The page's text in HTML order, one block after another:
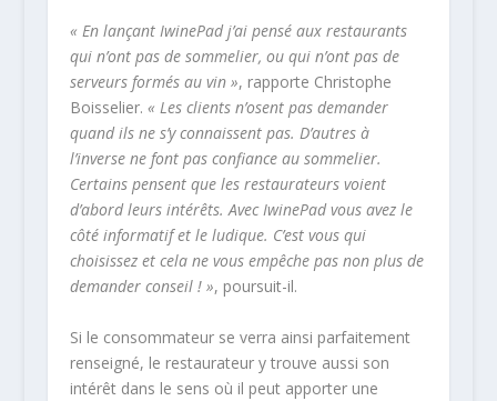
« En lançant IwinePad j’ai pensé aux restaurants
qui n’ont pas de sommelier, ou qui n’ont pas de
serveurs formés au vin », rapporte Christophe
Boisselier. « Les clients n’osent pas demander
quand ils ne s’y connaissent pas. D’autres à
l’inverse ne font pas confiance au sommelier.
Certains pensent que les restaurateurs voient
d’abord leurs intérêts. Avec IwinePad vous avez le
côté informatif et le ludique. C’est vous qui
choisissez et cela ne vous empêche pas non plus de
demander conseil ! », poursuit-il.
Si le consommateur se verra ainsi parfaitement
renseigné, le restaurateur y trouve aussi son
intérêt dans le sens où il peut apporter une